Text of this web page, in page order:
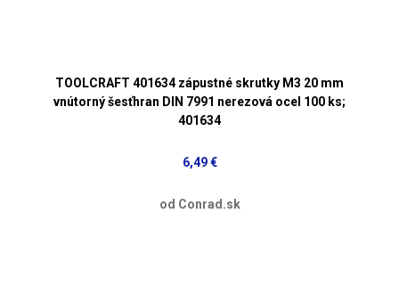
TOOLCRAFT 401634 zápustné skrutky M3 20 mm
vnútorný šesťhran DIN 7991 nerezová ocel 100 ks;
401634
6,49 €
od Conrad.sk